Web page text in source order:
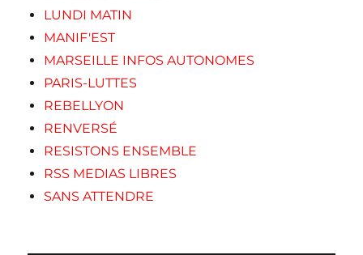
LUNDI MATIN
MANIF'EST
MARSEILLE INFOS AUTONOMES
PARIS-LUTTES
REBELLYON
RENVERSÉ
RESISTONS ENSEMBLE
RSS MEDIAS LIBRES
SANS ATTENDRE